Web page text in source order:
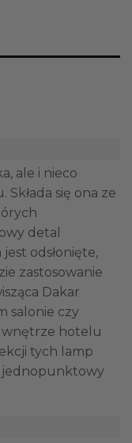
ale i nieco
się ona ze
detal
jest odsłonięte,
zastosowanie
Dakar
salonie czy
wnętrze hotelu
tych lamp
jednopunktowy